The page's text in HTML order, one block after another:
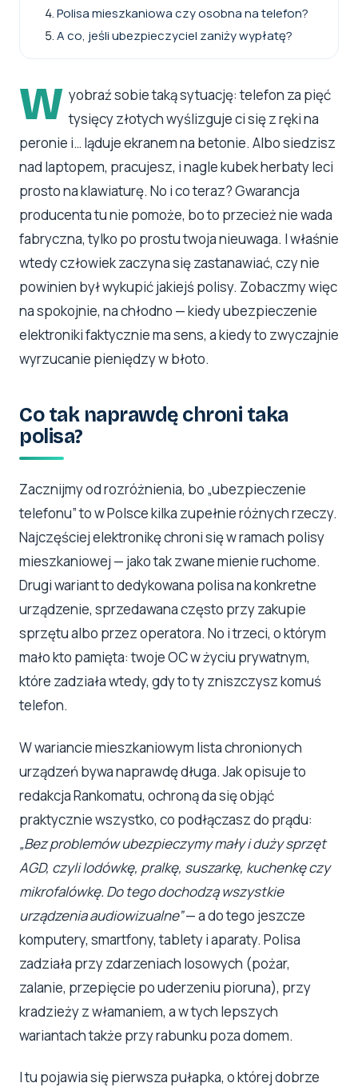
Polisa mieszkaniowa czy osobna na telefon?
A co, jeśli ubezpieczyciel zaniży wypłatę?
W yobraź sobie taką sytuację: telefon za pięć
tysięcy złotych wyślizguje ci się z ręki na
peronie i… ląduje ekranem na betonie. Albo siedzisz
nad laptopem, pracujesz, i nagle kubek herbaty leci
prosto na klawiaturę. No i co teraz? Gwarancja
producenta tu nie pomoże, bo to przecież nie wada
fabryczna, tylko po prostu twoja nieuwaga. I właśnie
wtedy człowiek zaczyna się zastanawiać, czy nie
powinien był wykupić jakiejś polisy. Zobaczmy więc
na spokojnie, na chłodno — kiedy ubezpieczenie
elektroniki faktycznie ma sens, a kiedy to zwyczajnie
wyrzucanie pieniędzy w błoto.
Co tak naprawdę chroni taka
polisa?
Zacznijmy od rozróżnienia, bo „ubezpieczenie
telefonu” to w Polsce kilka zupełnie różnych rzeczy.
Najczęściej elektronikę chroni się w ramach polisy
mieszkaniowej — jako tak zwane mienie ruchome.
Drugi wariant to dedykowana polisa na konkretne
urządzenie, sprzedawana często przy zakupie
sprzętu albo przez operatora. No i trzeci, o którym
mało kto pamięta: twoje OC w życiu prywatnym,
które zadziała wtedy, gdy to ty zniszczysz komuś
telefon.
W wariancie mieszkaniowym lista chronionych
urządzeń bywa naprawdę długa. Jak opisuje to
redakcja Rankomatu, ochroną da się objąć
praktycznie wszystko, co podłączasz do prądu:
„Bez problemów ubezpieczymy mały i duży sprzęt
AGD, czyli lodówkę, pralkę, suszarkę, kuchenkę czy
mikrofalówkę. Do tego dochodzą wszystkie
urządzenia audiowizualne”— a do tego jeszcze
komputery, smartfony, tablety i aparaty. Polisa
zadziała przy zdarzeniach losowych (pożar,
zalanie, przepięcie po uderzeniu pioruna), przy
kradzieży z włamaniem, a w tych lepszych
wariantach także przy rabunku poza domem.
I tu pojawia się pierwsza pułapka, o której dobrze